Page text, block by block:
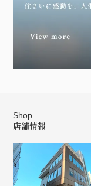
Shop
店舗情報